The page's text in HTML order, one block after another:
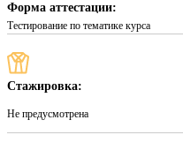
Форма аттестации:
Тестирование по тематике курса
Стажировка:
Не предусмотрена